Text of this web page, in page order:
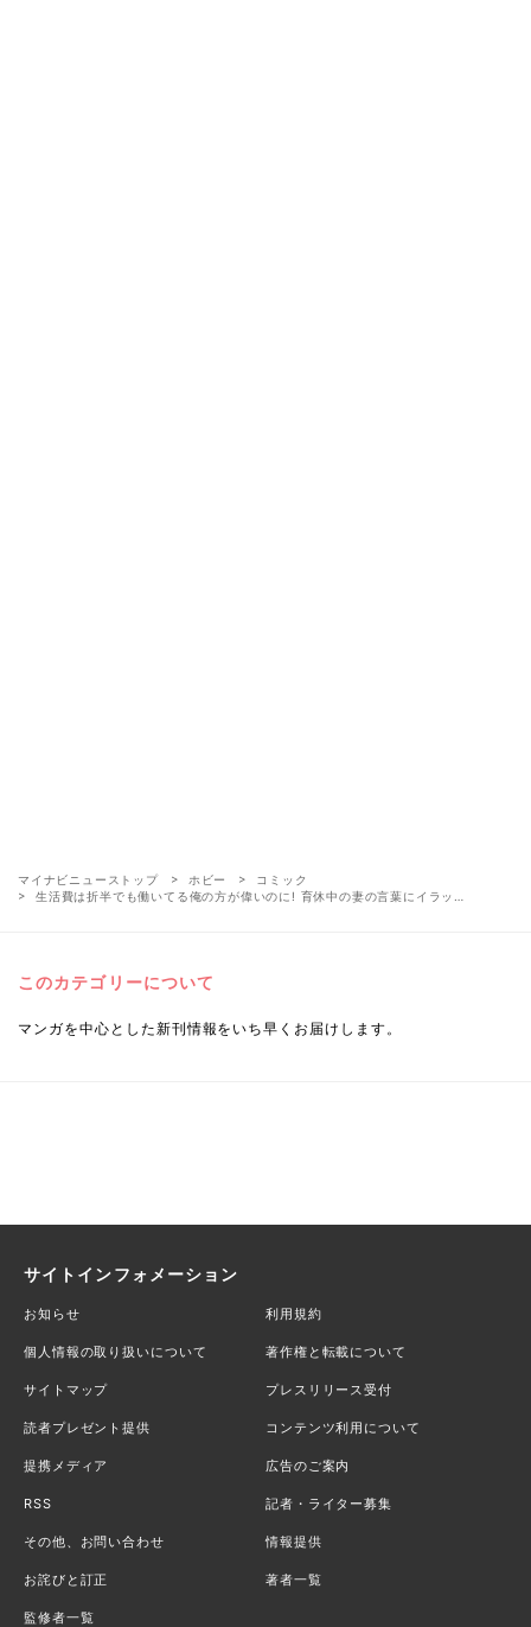
マイナビニューストップ ホビー
コミック
生活費は折半でも働いてる俺の方が偉いのに! 育休中の妻の言葉にイラッ…
このカテゴリーについて
マンガを中心とした新刊情報をいち早くお届けします。
サイトインフォメーション
お知らせ 利用規約
個人情報の取り扱いについて 著作権と転載について
サイトマップ プレスリリース受付
読者プレゼント提供 コンテンツ利用について
提携メディア 広告のご案内
RSS 記者・ライター募集
その他、お問い合わせ 情報提供
お詫びと訂正 著者一覧
監修者一覧